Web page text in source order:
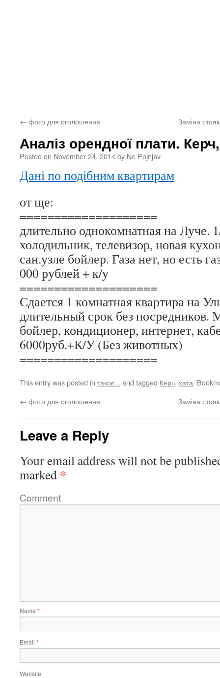
← фото для оголошення Заміна
Аналіз орендної плати.
Posted on November 24, 2014by Ne Pojnjav
Дані по подібним квартирам
от ще:
====================
длительно однокомнатная на Луче.
холодильник, телевизор, новая
сан.узле бойлер. Газа нет, но есть
000 рублей + к/у
====================
Сдается 1 комнатная квартира на
длительный срок без посредников.
бойлер, кондиционер, интернет,
6000руб.+К/У (Без животных)
====================
This entry was posted in такоє... and tagged Керч, хата.
← фото для оголошення Заміна
Leave a Reply
Your email address will not be
marked *
Comment
Name *
Email *
Website